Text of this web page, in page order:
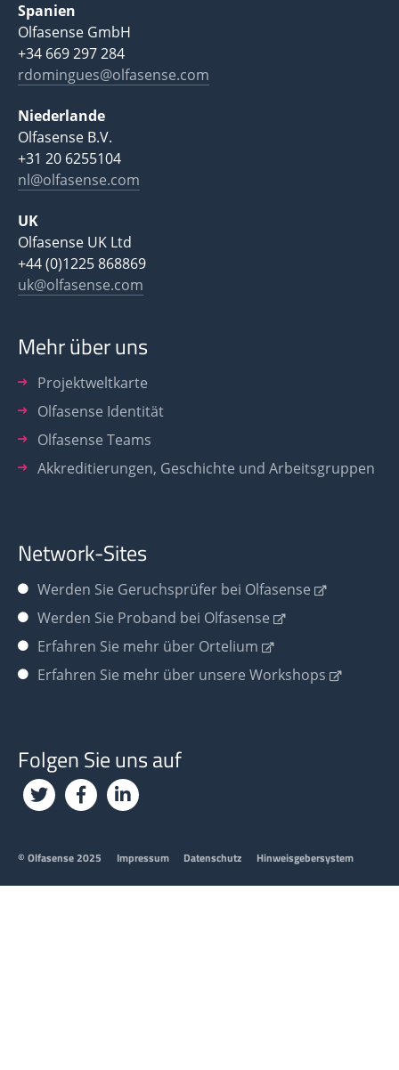
Spanien
Olfasense GmbH
+34 669 297 284
rdomingues@olfasense.com
Niederlande
Olfasense B.V.
+31 20 6255104
nl@olfasense.com
UK
Olfasense UK Ltd
+44 (0)1225 868869
uk@olfasense.com
Mehr über uns
Projektweltkarte
Olfasense Identität
Olfasense Teams
Akkreditierungen, Geschichte und Arbeitsgruppen
Network-Sites
Werden Sie Geruchsprüfer bei Olfasense
Werden Sie Proband bei Olfasense
Erfahren Sie mehr über Ortelium
Erfahren Sie mehr über unsere Workshops
Folgen Sie uns auf
Footer
© Olfasense 2025 Impressum Datenschutz Hinweisgebersystem